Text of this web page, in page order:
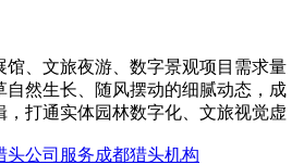
、文旅夜游、数字景观项目需求量
然生长、随风摆动的细腻动态，成
打通实体园林数字化、文旅视觉虚
头公司服务成都猎头机构